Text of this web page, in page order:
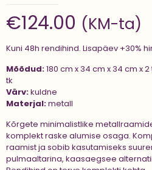
€124.00 (KM-ta)
Kuni 48h rendihind. Lisapäev +30%
Mõõdud:180 cm x 34 cm x 34 cm x
tk
Värv:kuldne
Materjal:metall
Kõrgete minimalistlike
komplekt raske alumise osaga.
raamist ja sobib kasutamiseks
pulmaaltarina, kaasaegsee